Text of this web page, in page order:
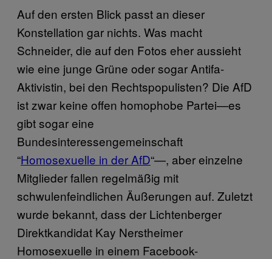
Auf den ersten Blick passt an dieser
Konstellation gar nichts. Was macht
Schneider, die auf den Fotos eher aussieht
wie eine junge Grüne oder sogar Antifa-
Aktivistin, bei den Rechtspopulisten? Die AfD
ist zwar keine offen homophobe Partei—es
gibt sogar eine
Bundesinteressengemeinschaft
“Homosexuelle in der AfD“—, aber einzelne
Mitglieder fallen regelmäßig mit
schwulenfeindlichen Äußerungen auf. Zuletzt
wurde bekannt, dass der Lichtenberger
Direktkandidat Kay Nerstheimer
Homosexuelle in einem Facebook-